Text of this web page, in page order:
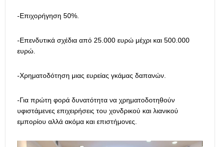
-Επιχορήγηση 50%.
-Επενδυτικά σχέδια από 25.000 ευρώ μέχρι και 500.000
ευρώ.
-Χρηματοδότηση μιας ευρείας γκάμας δαπανών.
-Για πρώτη φορά δυνατότητα να χρηματοδοτηθούν
υφιστάμενες επιχειρήσεις του χονδρικού και λιανικού
εμπορίου αλλά ακόμα και επιστήμονες.